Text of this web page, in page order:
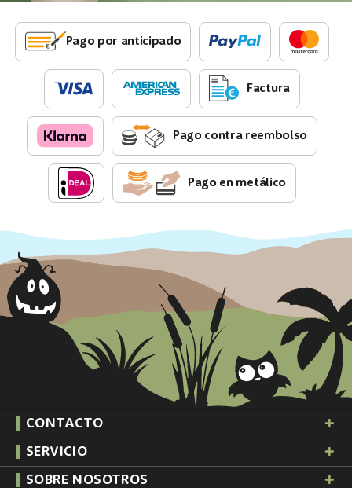
Pago por anticipado
Factura
Pago contra reembolso
Pago en metálico
CONTACTO
SERVICIO
SOBRE NOSOTROS